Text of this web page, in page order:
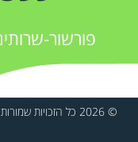
פורשור-
© 2026 כל הזכויות שמורות לפורשור מומחים בע״מ. פורשור-שרותים ניידים.